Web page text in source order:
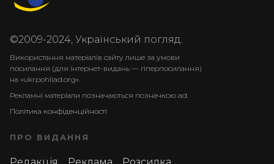
©2009-2024, Український погляд.
Використання матеріалів сайту лише за умови
посилання (для інтернет-видань — гіперпосилання)
на «ukrpohliad.org».
Рекламні матеріали позначаються позначкою ad.
Політика конфіденційності
ПРО ВИДАННЯ